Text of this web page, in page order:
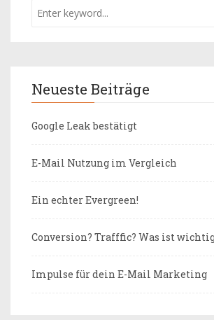
Neueste Beiträge
Google Leak bestätigt
E-Mail Nutzung im Vergleich
Ein echter Evergreen!
Conversion? Trafffic? Was ist
Impulse für dein E-Mail Marketing